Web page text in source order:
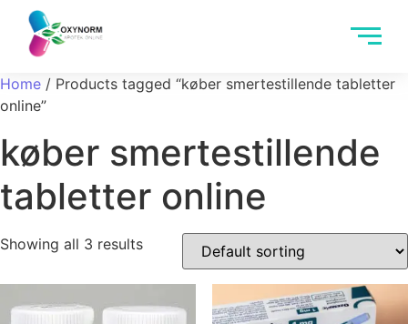
Home / Products tagged “køber smertestillende tabletter
online”
køber smertestillende
tabletter online
Showing all 3 results